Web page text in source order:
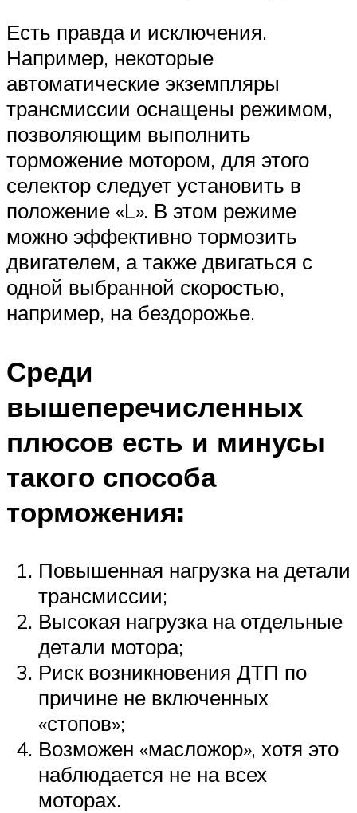
Есть правда и исключения.
Например, некоторые
автоматические экземпляры
трансмиссии оснащены режимом,
позволяющим выполнить
торможение мотором, для этого
селектор следует установить в
положение «L». В этом режиме
можно эффективно тормозить
двигателем, а также двигаться с
одной выбранной скоростью,
например, на бездорожье.
Среди
вышеперечисленных
плюсов есть и минусы
такого способа
торможения:
Повышенная нагрузка на детали
трансмиссии;
Высокая нагрузка на отдельные
детали мотора;
Риск возникновения ДТП по
причине не включенных
«стопов»;
Возможен «масложор», хотя это
наблюдается не на всех
моторах.